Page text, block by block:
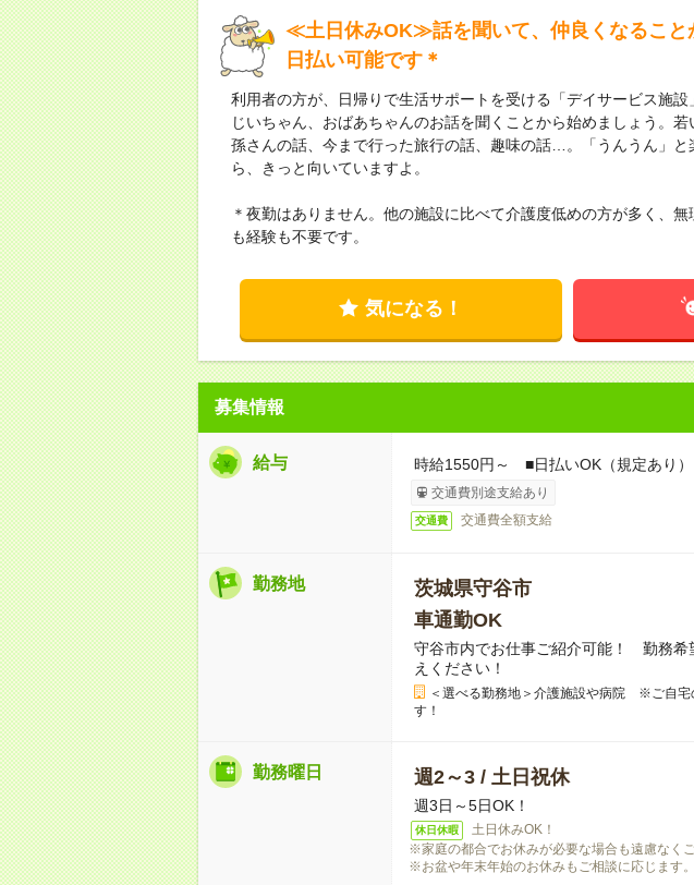
≪土日休みOK≫話を聞いて、仲良くなること
日払い可能です＊
利用者の方が、日帰りで生活サポートを受ける「デイサービス施
じいちゃん、おばあちゃんのお話を聞くことから始めましょう。
孫さんの話、今まで行った旅行の話、趣味の話…。「うんうん」と
ら、きっと向いていますよ。
＊夜勤はありません。他の施設に比べて介護度低めの方が多く、
も経験も不要です。
気になる！
募集情報
給与 時給1550円～ ■日払いOK（規定あり
交通費別途支給あり
交通費 交通費全額支給
勤務地
茨城県守谷市
車通勤OK
守谷市内でお仕事ご紹介可能！ 勤務希
えください！
＜選べる勤務地＞介護施設や病院 ※ご自宅
す！
勤務曜日 週2～3 / 土日祝休
週3日～5日OK！
休日休暇
土日休みOK！
※家庭の都合でお休みが必要な場合も遠慮なくご
※お盆や年末年始のお休みもご相談に応じます。